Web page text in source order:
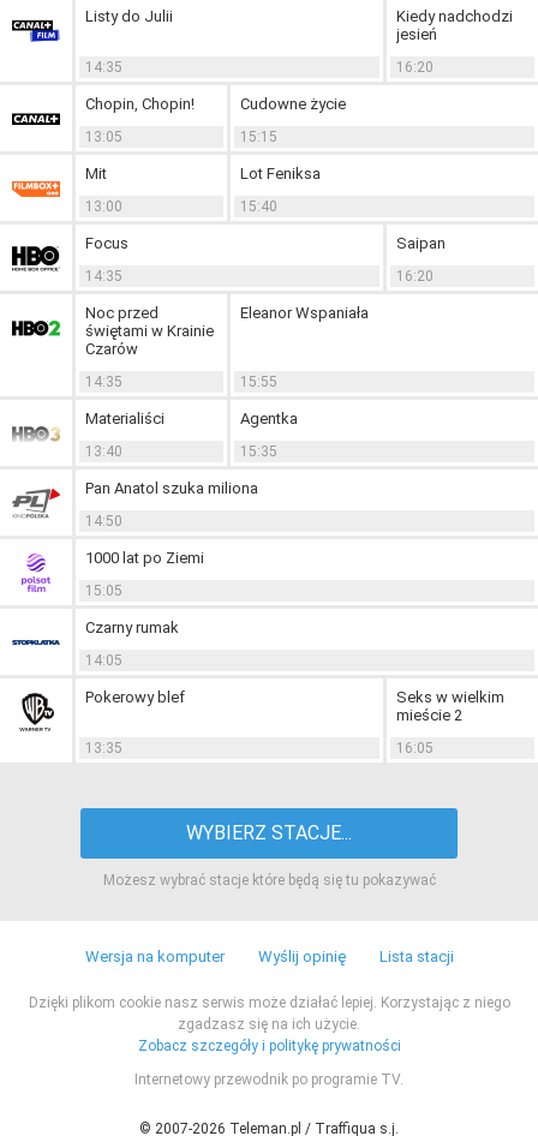
Listy do Julii
14:35
Kiedy nadchodzi
jesień
16:20
Chopin, Chopin!
13:05
Cudowne życie
15:15
Mit
13:00
Lot Feniksa
15:40
Focus
14:35
Saipan
16:20
Noc przed
świętami w Krainie
Czarów
14:35
Eleanor Wspaniała
15:55
Materialiści
13:40
Agentka
15:35
Pan Anatol szuka miliona
14:50
1000 lat po Ziemi
15:05
Czarny rumak
14:05
Pokerowy blef
13:35
Seks w wielkim
mieście 2
16:05
WYBIERZ STACJE...
Możesz wybrać stacje które będą się tu pokazywać
Wersja na komputer Wyślij opinię Lista stacji
Dzięki plikom cookie nasz serwis może działać lepiej. Korzystając z niego
zgadzasz się na ich użycie.
Zobacz szczegóły i politykę prywatności
Internetowy przewodnik po programie TV.
© 2007-2026 Teleman.pl / Traffiqua s.j.